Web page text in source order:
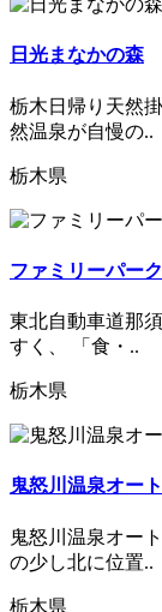
日光まなかの森
栃木日帰り天然
然温泉が自慢の..
栃木県
ファミリーパー
東北自動車道那
すく、 「食・..
栃木県
鬼怒川温泉オー
鬼怒川温泉オー
の少し北に位置..
栃木県